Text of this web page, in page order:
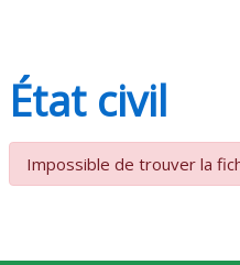
État civil
Impossible de trouver la